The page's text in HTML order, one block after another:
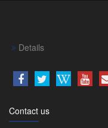
Details
Contact us